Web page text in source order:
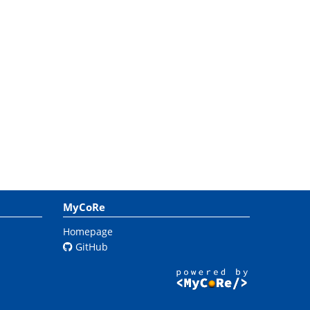
MyCoRe
Homepage
GitHub